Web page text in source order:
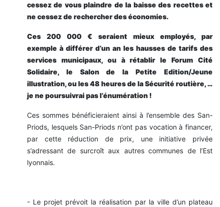
cessez de vous plaindre de la baisse des recettes et
ne cessez de rechercher des économies.
Ces 200 000 € seraient mieux employés, par
exemple à différer d’un an les hausses de tarifs des
services municipaux,ou à rétablir le Forum Cité
Solidaire, le Salon de la Petite Edition/Jeune
illustration, ou les 48 heures de la Sécurité routière, …
je ne poursuivrai pas l’énumération !
Ces sommes bénéficieraient ainsi à l’ensemble des San-
Priods, lesquels San-Priods n’ont pas vocation à financer,
par cette réduction de prix, une initiative privée
s’adressant de surcroît aux autres communes de l’Est
lyonnais.
- Le projet prévoit la réalisation par la ville d’un plateau